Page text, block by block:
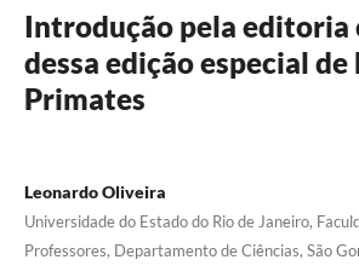
Introdução pela editoria
dessa edição especial
Primates
Leonardo Oliveira
Universidade do Estado do Rio de Janeiro,
Professores, Departamento de Ciências, São